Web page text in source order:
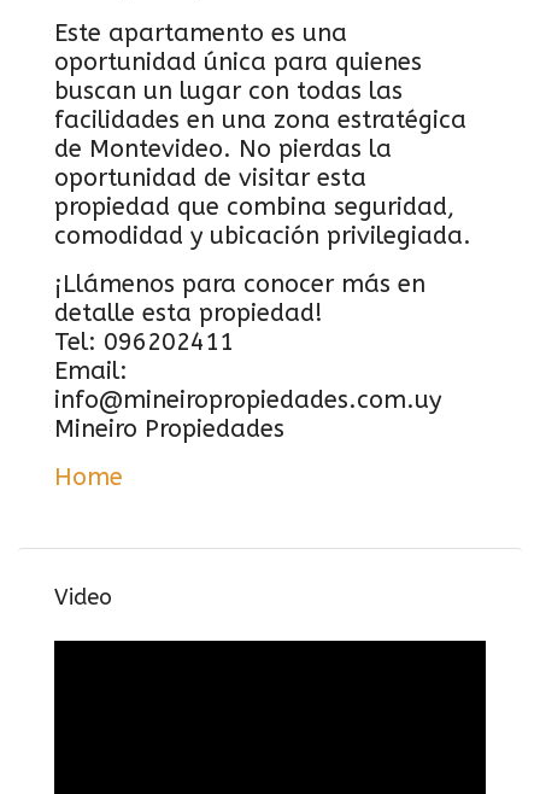
Este apartamento es una
oportunidad única para quienes
buscan un lugar con todas las
facilidades en una zona estratégica
de Montevideo. No pierdas la
oportunidad de visitar esta
propiedad que combina seguridad,
comodidad y ubicación privilegiada.
¡Llámenos para conocer más en
detalle esta propiedad!
Tel: 096202411
Email:
info@mineiropropiedades.com.uy
Mineiro Propiedades
Home
Video